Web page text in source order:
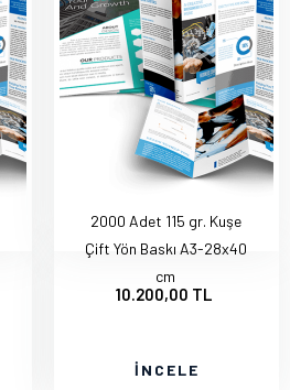
2000 Adet 115 gr. Kuşe
Çift Yön Baskı A3-28x40
cm
10.200,00 TL
İNCELE